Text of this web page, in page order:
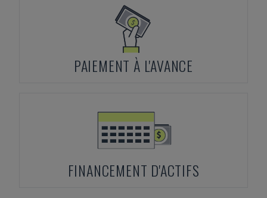
PAIEMENT À L'AVANCE
FINANCEMENT D'ACTIFS